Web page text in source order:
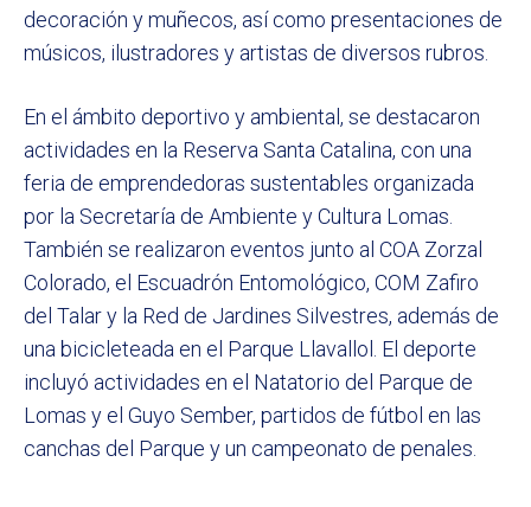
decoración y muñecos, así como presentaciones de
músicos, ilustradores y artistas de diversos rubros.
En el ámbito deportivo y ambiental, se destacaron
actividades en la Reserva Santa Catalina, con una
feria de emprendedoras sustentables organizada
por la Secretaría de Ambiente y Cultura Lomas.
También se realizaron eventos junto al COA Zorzal
Colorado, el Escuadrón Entomológico, COM Zafiro
del Talar y la Red de Jardines Silvestres, además de
una bicicleteada en el Parque Llavallol. El deporte
incluyó actividades en el Natatorio del Parque de
Lomas y el Guyo Sember, partidos de fútbol en las
canchas del Parque y un campeonato de penales.